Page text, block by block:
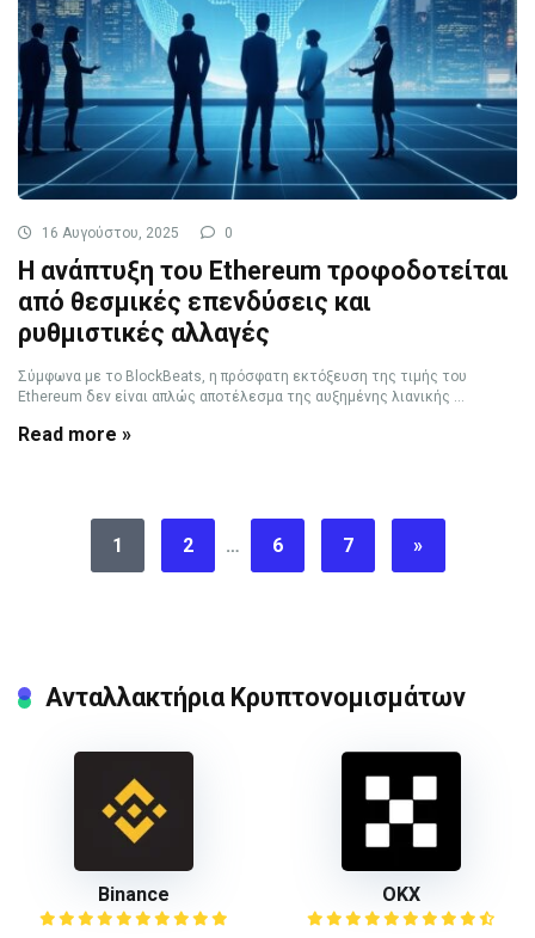
16 Αυγούστου, 2025 0
Η ανάπτυξη του Ethereum τροφοδοτείται
από θεσμικές επενδύσεις και
ρυθμιστικές αλλαγές
Σύμφωνα με το BlockBeats, η πρόσφατη εκτόξευση της τιμής του
Ethereum δεν είναι απλώς αποτέλεσμα της αυξημένης λιανικής ...
Read more »
1 2 … 6 7 »
Ανταλλακτήρια Κρυπτονομισμάτων
Binance ΟΚΧ